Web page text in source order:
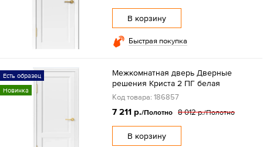
В корзину
Быстрая покупка
Есть образец
Новинка
Межкомнатная дверь Дверные
решения Криста 2 ПГ белая
Код товара: 186857
7 211 р./Полотно 8 012 р./Полотно
В корзину